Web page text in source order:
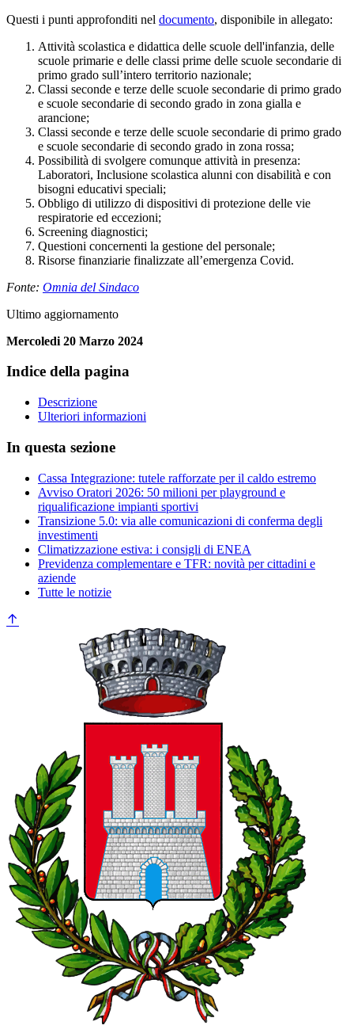
Questi i punti approfonditi nel documento, disponibile in allegato:
Attività scolastica e didattica delle scuole dell'infanzia, delle
scuole primarie e delle classi prime delle scuole secondarie di
primo grado sull’intero territorio nazionale;
Classi seconde e terze delle scuole secondarie di primo grado
e scuole secondarie di secondo grado in zona gialla e
arancione;
Classi seconde e terze delle scuole secondarie di primo grado
e scuole secondarie di secondo grado in zona rossa;
Possibilità di svolgere comunque attività in presenza:
Laboratori, Inclusione scolastica alunni con disabilità e con
bisogni educativi speciali;
Obbligo di utilizzo di dispositivi di protezione delle vie
respiratorie ed eccezioni;
Screening diagnostici;
Questioni concernenti la gestione del personale;
Risorse finanziarie finalizzate all’emergenza Covid.
Fonte: Omnia del Sindaco
Ultimo aggiornamento
Mercoledi 20 Marzo 2024
Indice della pagina
Descrizione
Ulteriori informazioni
In questa sezione
Cassa Integrazione: tutele rafforzate per il caldo estremo
Avviso Oratori 2026: 50 milioni per playground e
riqualificazione impianti sportivi
Transizione 5.0: via alle comunicazioni di conferma degli
investimenti
Climatizzazione estiva: i consigli di ENEA
Previdenza complementare e TFR: novità per cittadini e
aziende
Tutte le notizie